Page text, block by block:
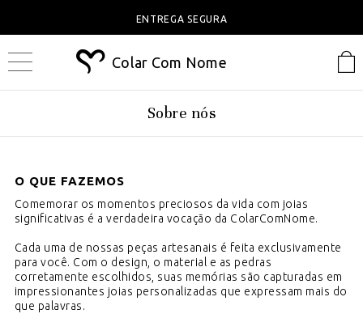
ENTREGA SEGURA
Colar Com Nome
Sobre nós
O QUE FAZEMOS
Comemorar os momentos preciosos da vida com joias
significativas é a verdadeira vocação da ColarComNome.
Cada uma de nossas peças artesanais é feita exclusivamente
para você. Com o design, o material e as pedras
corretamente escolhidos, suas memórias são capturadas em
impressionantes joias personalizadas que expressam mais do
que palavras.